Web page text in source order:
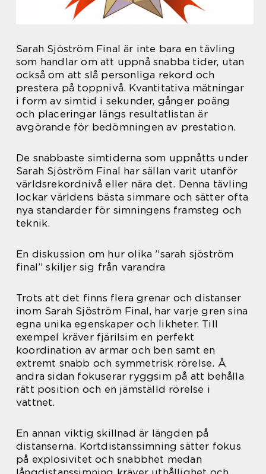
Sarah Sjöström Final är inte bara en tävling
som handlar om att uppnå snabba tider, utan
också om att slå personliga rekord och
prestera på toppnivå. Kvantitativa mätningar
i form av simtid i sekunder, gånger poäng
och placeringar längs resultatlistan är
avgörande för bedömningen av prestation.
De snabbaste simtiderna som uppnåtts under
Sarah Sjöström Final har sällan varit utanför
världsrekordnivå eller nära det. Denna tävling
lockar världens bästa simmare och sätter ofta
nya standarder för simningens framsteg och
teknik.
En diskussion om hur olika ”sarah sjöström
final” skiljer sig från varandra
Trots att det finns flera grenar och distanser
inom Sarah Sjöström Final, har varje gren sina
egna unika egenskaper och likheter. Till
exempel kräver fjärilsim en perfekt
koordination av armar och ben samt en
extremt snabb och symmetrisk rörelse. Å
andra sidan fokuserar ryggsim på att behålla
rätt position och en jämställd rörelse i
vattnet.
En annan viktig skillnad är längden på
distanserna. Kortdistanssimning sätter fokus
på explosivitet och snabbhet medan